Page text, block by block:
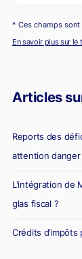
* Ces champs
En savoir plus sur le
Articles
Reports des
attention danger
L'intégration de
glas fiscal ?
Crédits